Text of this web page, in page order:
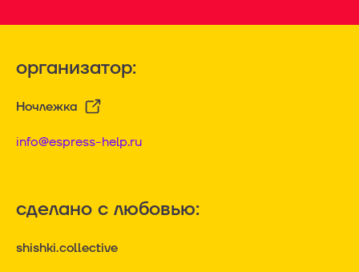
организатор:
Ночлежка
info@espress-help.ru
сделано с любовью:
shishki.collective